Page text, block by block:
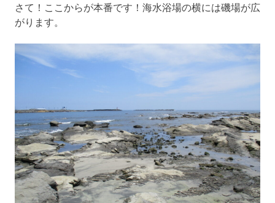
さて！ここからが本番です！海水浴場の横には磯場が広
がります。